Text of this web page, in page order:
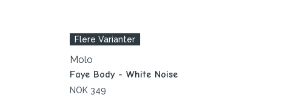
Flere Varianter
Molo
Faye Body - White Noise
NOK 349